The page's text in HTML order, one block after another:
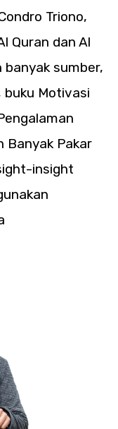
Triono,
Quran dan Al
banyak sumber,
buku Motivasi
Banyak Pakar
insight